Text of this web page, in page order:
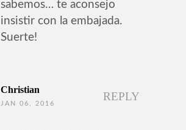
sabemos… te aconsejo
insistir con la embajada.
Suerte!
Christian
JAN 06, 2016
REPLY